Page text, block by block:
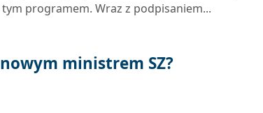
programem. Wraz z podpisaniem...
ministrem SZ?